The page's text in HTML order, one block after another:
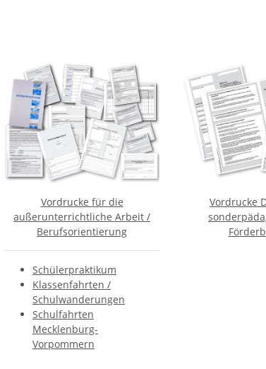
Vordrucke für die
außerunterrichtliche Arbeit /
Berufsorientierung
Schülerpraktikum
Klassenfahrten /
Schulwanderungen
Schulfahrten
Mecklenburg-
Vorpommern
Vordrucke